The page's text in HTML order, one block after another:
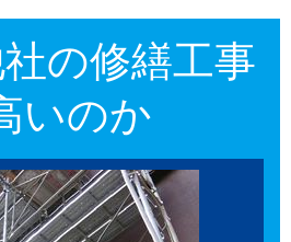
の修繕工事
いのか